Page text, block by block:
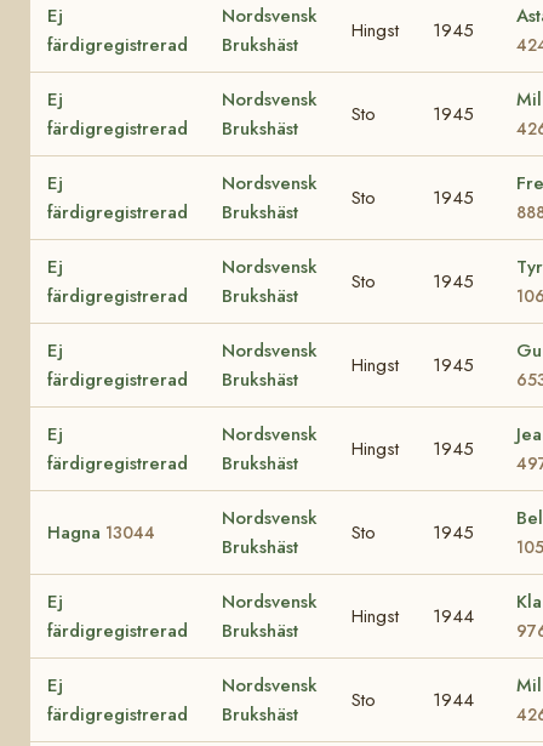
Ej
färdigregistrerad
Nordsvensk
Brukshäst
Hingst 1945
Ej
färdigregistrerad
Nordsvensk
Brukshäst
Sto 1945
Ej
färdigregistrerad
Nordsvensk
Brukshäst
Sto 1945
Ej
färdigregistrerad
Nordsvensk
Brukshäst
Sto 1945
Ej
färdigregistrerad
Nordsvensk
Brukshäst
Hingst 1945
Ej
färdigregistrerad
Nordsvensk
Brukshäst
Hingst 1945
Hagna 13044
Nordsvensk
Brukshäst
Sto 1945
Ej
färdigregistrerad
Nordsvensk
Brukshäst
Hingst 1944
Ej
färdigregistrerad
Nordsvensk
Brukshäst
Sto 1944